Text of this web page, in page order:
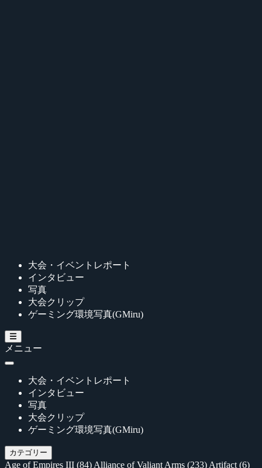
大会・イベントレポート
インタビュー
写真
大会クリップ
ゲーミング環境写真(GMiru)
メニュー
大会・イベントレポート
インタビュー
写真
大会クリップ
ゲーミング環境写真(GMiru)
カテゴリー
Age of Empires III (84) Alliance of Valiant Arms (233) Artifact (6)